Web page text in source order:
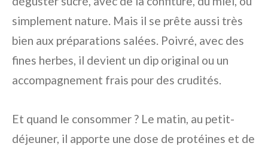
simplement nature. Mais il se prête aussi très
bien aux préparations salées. Poivré, avec des
fines herbes, il devient un dip original ou un
accompagnement frais pour des crudités.
Et quand le consommer ? Le matin, au petit-
déjeuner, il apporte une dose de protéines et de